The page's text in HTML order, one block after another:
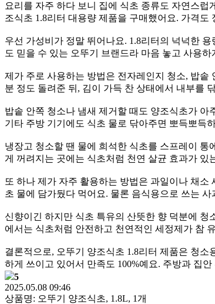
요리를 자주 하다 보니 집에 식초 종류도 자연스
조식초 1.8리터 대용량 제품을 구매했어요. 가격
우선 가성비가 정말 뛰어나요. 1.8리터의 넉넉한
도 믿을 수 있는 오뚜기 브랜드라 마음 놓고 사용
제가 주로 사용하는 방법은 전자레인지 청소, 밥솥
분 정도 돌려준 뒤, 김이 가득 찬 상태에서 내부를
밥솥 안쪽 청소나 냄새 제거할 때도 양조식초가
기타 주방 기기에도 식초 물로 닦아주면 뽀득뽀득
냉장고 청소할 땐 물에 희석한 식초를 스프레이
게 꺼려지는 곳에는 식초처럼 천연 살균 효과가
또 하나 제가 자주 활용하는 방법은 과일이나 채
초 물에 담가뒀다 먹어요. 물론 음식용으로 쓰는
신향이긴 하지만 식초 특유의 산뜻한 향 덕분에
에서는 식초처럼 안전하고 천연적인 세정제가 참
결론적으로, 오뚜기 양조식초 1.8리터 제품은 청
하게 쓰이고 있어서 만족도 100%예요. 주방과 집
5
2025.05.08 09:46
상품명: 오뚜기 양조식초, 1.8L, 1개